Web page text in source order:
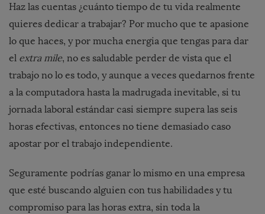
Haz las cuentas ¿cuánto tiempo de tu vida realmente
quieres dedicar a trabajar? Por mucho que te apasione
lo que haces, y por mucha energia que tengas para dar
el extra mile, no es saludable perder de vista que el
trabajo no lo es todo, y aunque a veces quedarnos frente
a la computadora hasta la madrugada inevitable, si tu
jornada laboral estándar casi siempre supera las seis
horas efectivas, entonces no tiene demasiado caso
apostar por el trabajo independiente.
Seguramente podrías ganar lo mismo en una empresa
que esté buscando alguien con tus habilidades y tu
compromiso para las horas extra, sin toda la